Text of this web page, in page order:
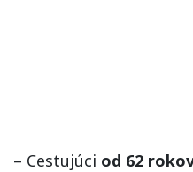
– Cestujúci od 62